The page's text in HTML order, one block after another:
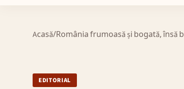
Acasă/România frumoasă și bogată, însă
EDITORIAL